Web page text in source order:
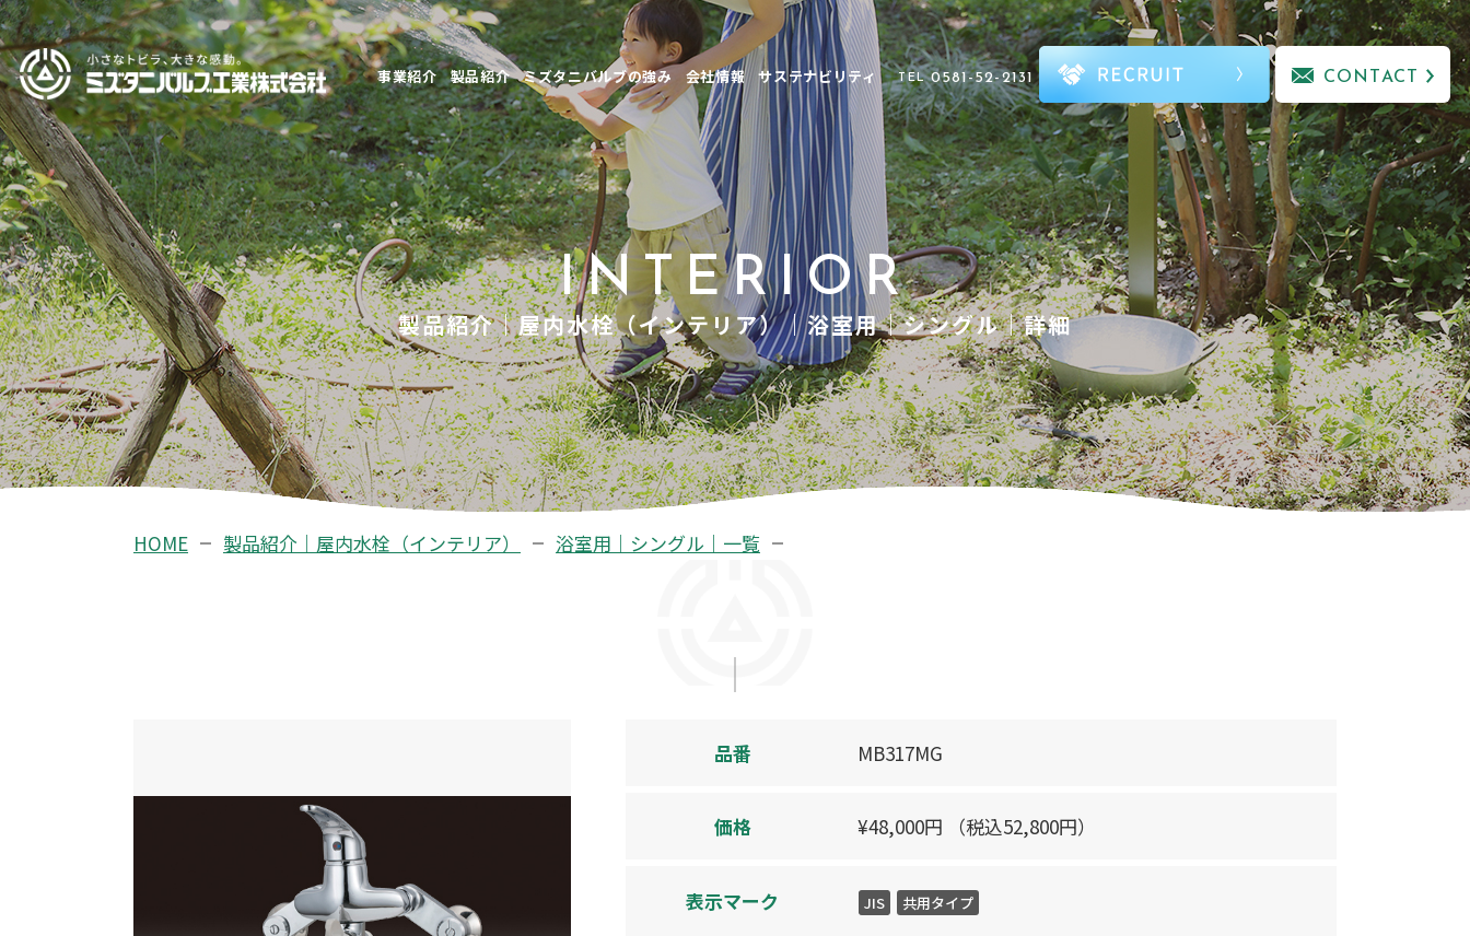
事業紹介 製品紹介 ミズタニバルブの強み 会社情報 サステナビリティ TEL 0581-52-2131 CONTACT
INTERIOR
製品紹介｜屋内水栓（インテリア）｜浴室用｜シングル｜詳細
HOME 製品紹介｜屋内水栓（インテリア） 浴室用｜シングル｜一覧
品番 MB317MG
価格 ¥48,000円 （税込52,800円）
表示マーク JIS 共用タイプ